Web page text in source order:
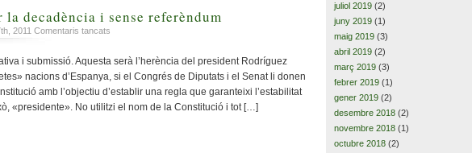
al
demanat
tantes
vegades,
l’autoritarisme
decadència i sense referèndum
2011 Comentaris tancats
la
decadència
i
sense
referèndum
i submissió. Aquesta serà l’herència del president Rodríguez
nacions d’Espanya, si el Congrés de Diputats i el Senat li donen
amb l’objectiu d’establir una regla que garanteixi l’estabilitat
«presidente». No utilitzi el nom de la Constitució i tot […]
juliol 2019 (2)
juny 2019 (1)
maig 2019 (3)
abril 2019 (2)
març 2019 (3)
febrer 2019 (1)
gener 2019 (2)
desembre 2018 (2)
novembre 2018 (1)
octubre 2018 (2)